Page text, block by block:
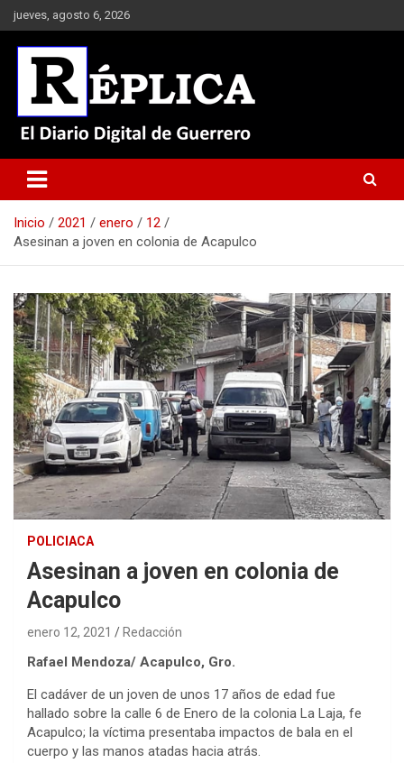
Saltar
al
contenido
jueves, agosto 6, 2026
Réplica
Inicio 2021 enero
12
Asesinan a joven en colonia de Acapulco
POLICIACA
Asesinan a joven en colonia de
Acapulco
enero 12, 2021 Redacción
Rafael Mendoza/ Acapulco, Gro.
El cadáver de un joven de unos 17 años de edad fue
hallado sobre la calle 6 de Enero de la colonia La Laja, fe
Acapulco; la víctima presentaba impactos de bala en el
cuerpo y las manos atadas hacia atrás.